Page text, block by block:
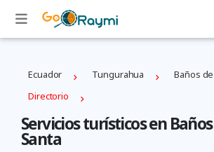
Ecuador Tungurahua
Baños
Directorio
Servicios turísticos en
Santa